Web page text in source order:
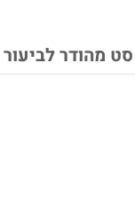
סט מהודר